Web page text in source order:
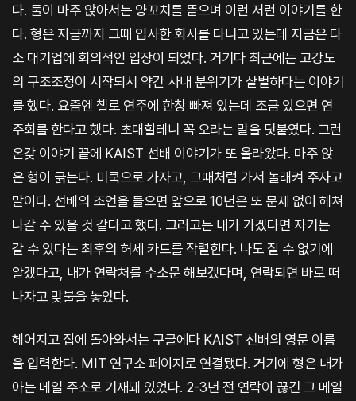
다. 둘이 마주 앉아서는 양꼬치를 뜯으며 이런 저런 이야기를 한
다. 형은 지금까지 그때 입사한 회사를 다니고 있는데 지금은 다
소 대기업에 회의적인 입장이 되었다. 거기다 최근에는 고강도
의 구조조정이 시작되서 약간 사내 분위기가 살벌하다는 이야기
를 했다. 요즘엔 첼로 연주에 한창 빠져 있는데 조금 있으면 연
주회를 한다고 했다. 초대할테니 꼭 오라는 말을 덧붙였다. 그런
온갖 이야기 끝에 KAIST 선배 이야기가 또 올라왔다. 마주 앉
은 형이 긁는다. 미쿡으로 가자고, 그때처럼 가서 놀래켜 주자고
말이다. 선배의 조언을 들으면 앞으로 10년은 또 문제 없이 헤쳐
나갈 수 있을 것 같다고 했다. 그러고는 내가 가겠다면 자기는
갈 수 있다는 최후의 허세 카드를 작렬한다. 나도 질 수 없기에
알겠다고, 내가 연락처를 수소문 해보겠다며, 연락되면 바로 떠
나자고 맞불을 놓았다.
헤어지고 집에 돌아와서는 구글에다 KAIST 선배의 영문 이름
을 입력한다. MIT 연구소 페이지로 연결됐다. 거기에 형은 내가
아는 메일 주소로 기재돼 있었다. 2-3년 전 연락이 끊긴 그 메일